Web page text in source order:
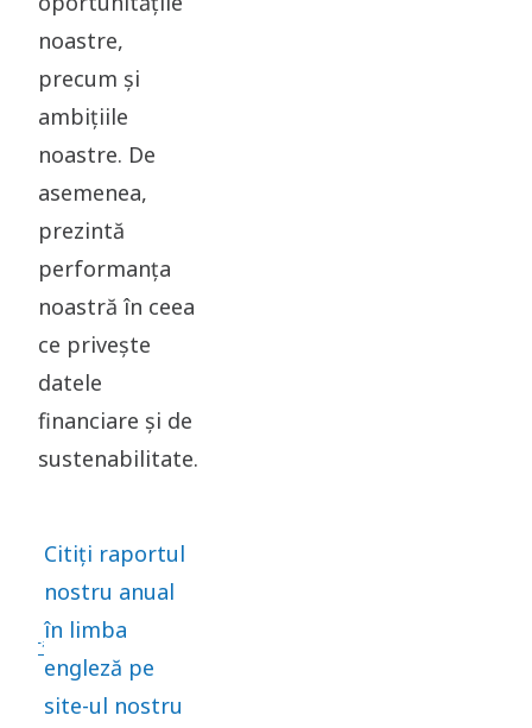
noastre,
precum și
ambițiile
noastre. De
asemenea,
prezintă
performanța
noastră în ceea
ce privește
datele
financiare și de
sustenabilitate.
Citiți raportul
nostru anual
în limba
engleză pe
site-ul nostru